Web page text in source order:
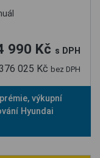
990 Kč s DPH
025 Kč bez DPH
výkupní
Hyundai